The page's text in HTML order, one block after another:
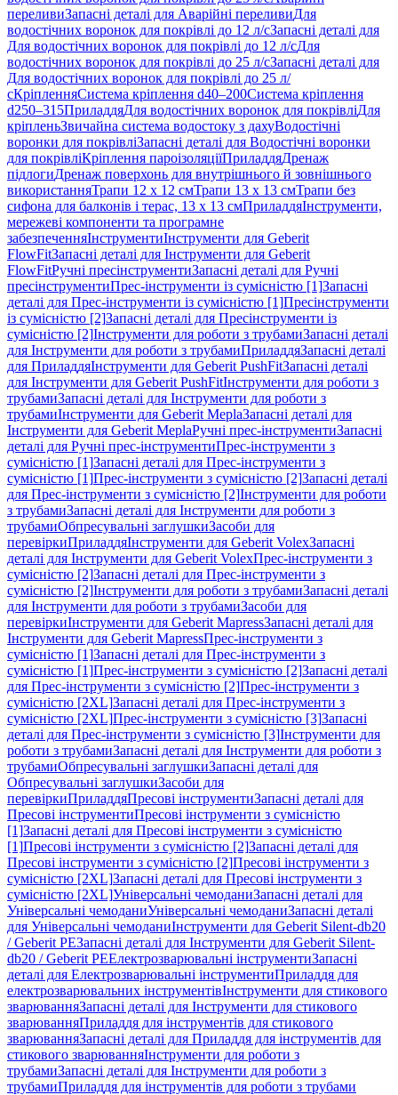
переливиЗапасні деталі для Аварійні переливиДля
водостічних воронок для покрівлі до 12 л/сЗапасні деталі для
Для водостічних воронок для покрівлі до 12 л/сДля
водостічних воронок для покрівлі до 25 л/сЗапасні деталі для
Для водостічних воронок для покрівлі до 25 л/
сКріпленняСистема кріплення d40–200Система кріплення
d250–315ПриладдяДля водостічних воронок для покрівліДля
кріпленьЗвичайна система водостоку з дахуВодостічні
воронки для покрівліЗапасні деталі для Водостічні воронки
для покрівліКріплення пароізоляціїПриладдяДренаж
підлогиДренаж поверхонь для внутрішнього й зовнішнього
використанняТрапи 12 x 12 смТрапи 13 x 13 смТрапи без
сифона для балконів і терас, 13 x 13 смПриладдяІнструменти,
мережеві компоненти та програмне
забезпеченняІнструментиІнструменти для Geberit
FlowFitЗапасні деталі для Інструменти для Geberit
FlowFitРучні пресінструментиЗапасні деталі для Ручні
пресінструментиПрес-інструменти із сумісністю [1]Запасні
деталі для Прес-інструменти із сумісністю [1]Пресінструменти
із сумісністю [2]Запасні деталі для Пресінструменти із
сумісністю [2]Інструменти для роботи з трубамиЗапасні деталі
для Інструменти для роботи з трубамиПриладдяЗапасні деталі
для ПриладдяІнструменти для Geberit PushFitЗапасні деталі
для Інструменти для Geberit PushFitІнструменти для роботи з
трубамиЗапасні деталі для Інструменти для роботи з
трубамиІнструменти для Geberit MeplaЗапасні деталі для
Інструменти для Geberit MeplaРучні прес-інструментиЗапасні
деталі для Ручні прес-інструментиПрес-інструменти з
сумісністю [1]Запасні деталі для Прес-інструменти з
сумісністю [1]Прес-інструменти з сумісністю [2]Запасні деталі
для Прес-інструменти з сумісністю [2]Інструменти для роботи
з трубамиЗапасні деталі для Інструменти для роботи з
трубамиОбпресувальні заглушкиЗасоби для
перевіркиПриладдяІнструменти для Geberit VolexЗапасні
деталі для Інструменти для Geberit VolexПрес-інструменти з
сумісністю [2]Запасні деталі для Прес-інструменти з
сумісністю [2]Інструменти для роботи з трубамиЗапасні деталі
для Інструменти для роботи з трубамиЗасоби для
перевіркиІнструменти для Geberit MapressЗапасні деталі для
Інструменти для Geberit MapressПрес-інструменти з
сумісністю [1]Запасні деталі для Прес-інструменти з
сумісністю [1]Прес-інструменти з сумісністю [2]Запасні деталі
для Прес-інструменти з сумісністю [2]Прес-інструменти з
сумісністю [2XL]Запасні деталі для Прес-інструменти з
сумісністю [2XL]Прес-інструменти з сумісністю [3]Запасні
деталі для Прес-інструменти з сумісністю [3]Інструменти для
роботи з трубамиЗапасні деталі для Інструменти для роботи з
трубамиОбпресувальні заглушкиЗапасні деталі для
Обпресувальні заглушкиЗасоби для
перевіркиПриладдяПресові інструментиЗапасні деталі для
Пресові інструментиПресові інструменти з сумісністю
[1]Запасні деталі для Пресові інструменти з сумісністю
[1]Пресові інструменти з сумісністю [2]Запасні деталі для
Пресові інструменти з сумісністю [2]Пресові інструменти з
сумісністю [2XL]Запасні деталі для Пресові інструменти з
сумісністю [2XL]Універсальні чемоданиЗапасні деталі для
Універсальні чемоданиУніверсальні чемоданиЗапасні деталі
для Універсальні чемоданиІнструменти для Geberit Silent-db20
/ Geberit PEЗапасні деталі для Інструменти для Geberit Silent-
db20 / Geberit PEЕлектрозварювальні інструментиЗапасні
деталі для Електрозварювальні інструментиПриладдя для
електрозварювальних інструментівІнструменти для стикового
зварюванняЗапасні деталі для Інструменти для стикового
зварюванняПриладдя для інструментів для стикового
зварюванняЗапасні деталі для Приладдя для інструментів для
стикового зварюванняІнструменти для роботи з
трубамиЗапасні деталі для Інструменти для роботи з
трубамиПриладдя для інструментів для роботи з трубами